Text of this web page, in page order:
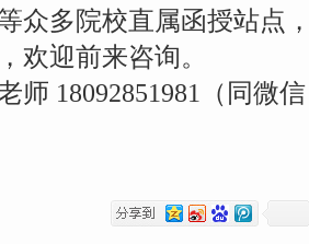
众多院校直属函授站点
欢迎前来咨询。
师 18092851981（同微